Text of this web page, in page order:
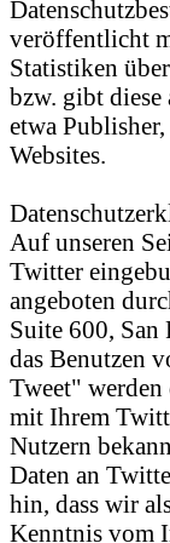
veröffentlicht
Statistiken
bzw. gibt diese
etwa
Websites.
Auf unseren
Twitter
angeboten
Suite 600,
das Benutzen
Tweet" werden
mit Ihrem
Nutzern
Daten an
hin, dass wir
Kenntnis vom